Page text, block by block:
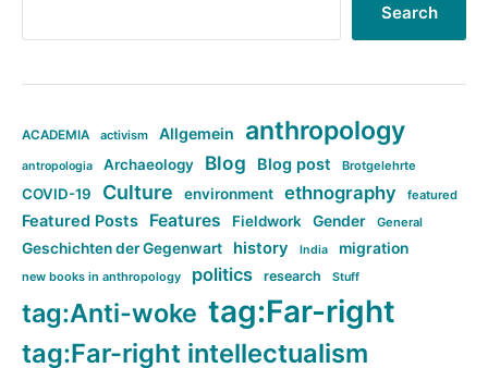
Search
ACADEMIA activism Allgemein anthropology
antropologia Archaeology Blog Blog post Brotgelehrte
COVID-19 Culture environment ethnography featured
Featured Posts Features Fieldwork Gender General
Geschichten der Gegenwart history India migration
new books in anthropology politics research Stuff
tag:Anti-woke tag:Far-right
tag:Far-right intellectualism